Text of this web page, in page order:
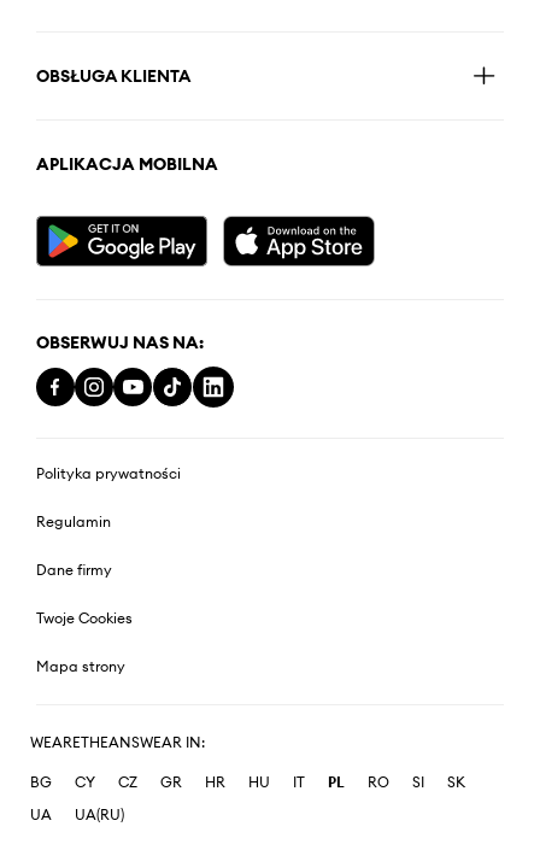
OBSŁUGA KLIENTA
APLIKACJA MOBILNA
OBSERWUJ NAS NA:
Polityka prywatności
Regulamin
Dane firmy
Twoje Cookies
Mapa strony
WEARETHEANSWEAR IN:
BG CY CZ GR HR HU IT PL RO SI
SK
UA
UA(RU)